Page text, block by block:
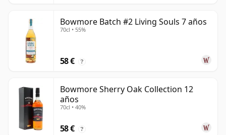
Bowmore Batch #2 Living Souls 7 años
70cl • 55%
58 € ?
Bowmore Sherry Oak Collection 12
años
70cl • 40%
58 € ?